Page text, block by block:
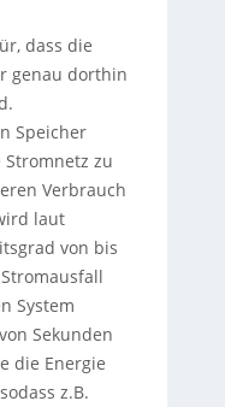
dass die
genau dorthin
Speicher
zu
Verbrauch
laut
von bis
System
Sekunden
die Energie
z.B.